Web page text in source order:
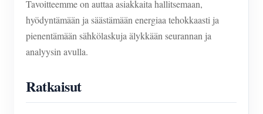
Tavoitteemme on auttaa asiakkaita hallitsemaan,
hyödyntämään ja säästämään energiaa tehokkaasti ja
pienentämään sähkölaskuja älykkään seurannan ja
analyysin avulla.
Ratkaisut